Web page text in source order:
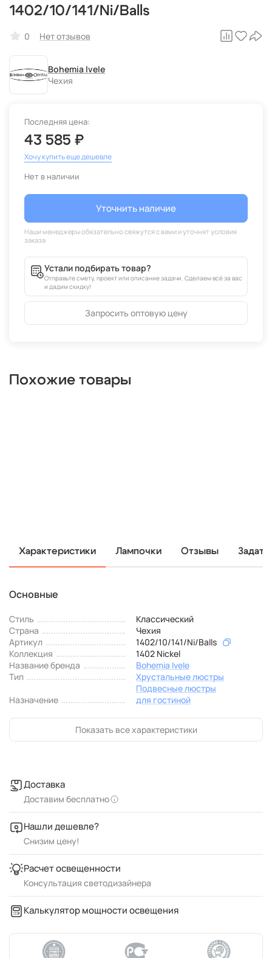
1402/10/141/Ni/Balls
0 Нет отзывов
Bohemia Ivele
Чехия
Последняя цена:
43 585 ₽
Хочу купить еще дешевле
Нет в наличии
Уточнить наличие
Устали подбирать товар?
Отправьте смету, проект или описание задачи. Сделаем всё за вас
и дадим скидку!
Запросить оптовую цену
Похожие товары
Характеристики Лампочки Отзывы
Основные
Стиль
Классический
Страна
Чехия
Артикул
1402/10/141/Ni/Balls
Коллекция
1402 Nickel
Название бренда
Bohemia Ivele
Тип
Хрустальные люстры
Подвесные люстры
Назначение
для гостиной
Показать все характеристики
Доставка
Доставим бесплатно
Нашли дешевле?
Снизим цену!
Расчет освещенности
Консультация светодизайнера
Калькулятор мощности освещения